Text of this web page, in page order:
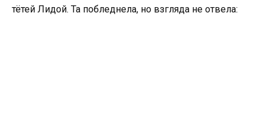
тётей Лидой. Та побледнела, но взгляда не отвела: